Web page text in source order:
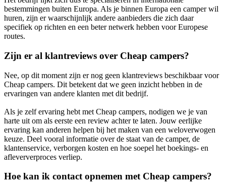
bestemmingen buiten Europa. Als je binnen Europa een camper wil
huren, zijn er waarschijnlijk andere aanbieders die zich daar
specifiek op richten en een beter netwerk hebben voor Europese
routes.
Zijn er al klantreviews over Cheap campers?
Nee, op dit moment zijn er nog geen klantreviews beschikbaar voor
Cheap campers. Dit betekent dat we geen inzicht hebben in de
ervaringen van andere klanten met dit bedrijf.
Als je zelf ervaring hebt met Cheap campers, nodigen we je van
harte uit om als eerste een review achter te laten. Jouw eerlijke
ervaring kan anderen helpen bij het maken van een weloverwogen
keuze. Deel vooral informatie over de staat van de camper, de
klantenservice, verborgen kosten en hoe soepel het boekings- en
afleververproces verliep.
Hoe kan ik contact opnemen met Cheap campers?